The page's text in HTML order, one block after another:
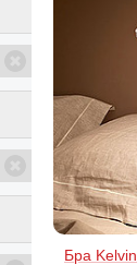
Бра